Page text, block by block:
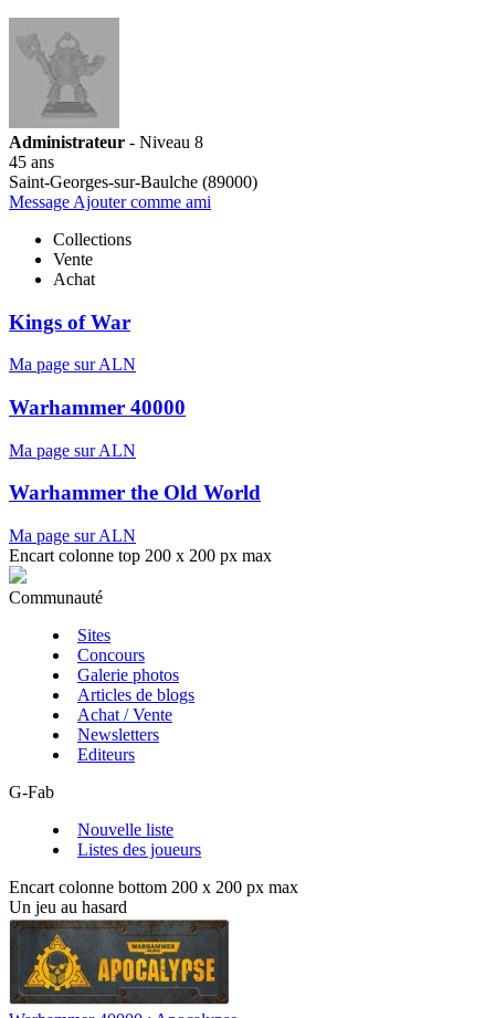
Administrateur - Niveau 8
45 ans
Saint-Georges-sur-Baulche (89000)
Message Ajouter comme ami
Collections
Vente
Achat
Kings of War
Ma page sur ALN
Warhammer 40000
Ma page sur ALN
Warhammer the Old World
Ma page sur ALN
Encart colonne top 200 x 200 px max
Communauté
Sites
Concours
Galerie photos
Articles de blogs
Achat / Vente
Newsletters
Editeurs
G-Fab
Nouvelle liste
Listes des joueurs
Encart colonne bottom 200 x 200 px max
Un jeu au hasard